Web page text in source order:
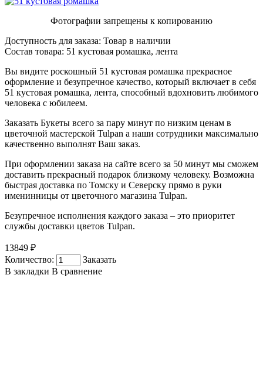
Фотографии запрещены к копированию
Доступность для заказа: Товар в наличии
Состав товара: 51 кустовая ромашка, лента
Вы видите роскошный 51 кустовая ромашка прекрасное
оформление и безупречное качество, который включает в себя
51 кустовая ромашка, лента, способный вдохновить любимого
человека с юбилеем.
Заказать Букеты всего за пару минут по низким ценам в
цветочной мастерской Tulpan а наши сотрудники максимально
качественно выполнят Ваш заказ.
При оформлении заказа на сайте всего за 50 минут мы сможем
доставить прекрасный подарок близкому человеку. Возможна
быстрая доставка по Томску и Северску прямо в руки
именинницы от цветочного магазина Tulpan.
Безупречное исполнения каждого заказа – это приоритет
службы доставки цветов Tulpan.
13849 ₽
Количество:
Заказать
В закладки В сравнение